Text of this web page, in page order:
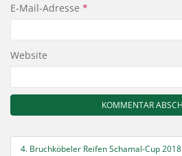
E-Mail-Adresse *
Website
Beitragsnavigation
4. Bruchköbeler Reifen Schamal-Cup 2018